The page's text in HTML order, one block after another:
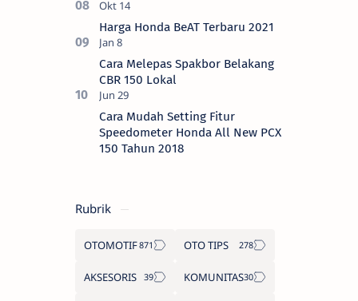
Harga Honda BeAT Terbaru 2021
Cara Melepas Spakbor Belakang
CBR 150 Lokal
Cara Mudah Setting Fitur
Speedometer Honda All New PCX
150 Tahun 2018
Rubrik
OTOMOTIF OTO TIPS
AKSESORIS KOMUNITAS